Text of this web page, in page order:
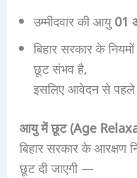
उम्मीदवार की आयु01
बिहार सरकार के
छूट संभव है,
इसलिए आवेदन से
आयु में छूट (Age
बिहार सरकार के आरक्षण
छूट दी जाएगी —